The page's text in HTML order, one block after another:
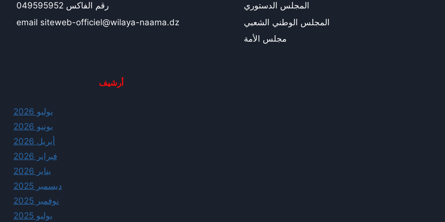
رقم الفاكس 049595952
email siteweb-officiel@wilaya-naama.dz
المجلس الدستوري
المجلس الوطني الشعبي
مجلس الأمة
أرشيف
يوليو 2026
يونيو 2026
أبريل 2026
فبراير 2026
يناير 2026
ديسمبر 2025
نوفمبر 2025
يوليو 2025